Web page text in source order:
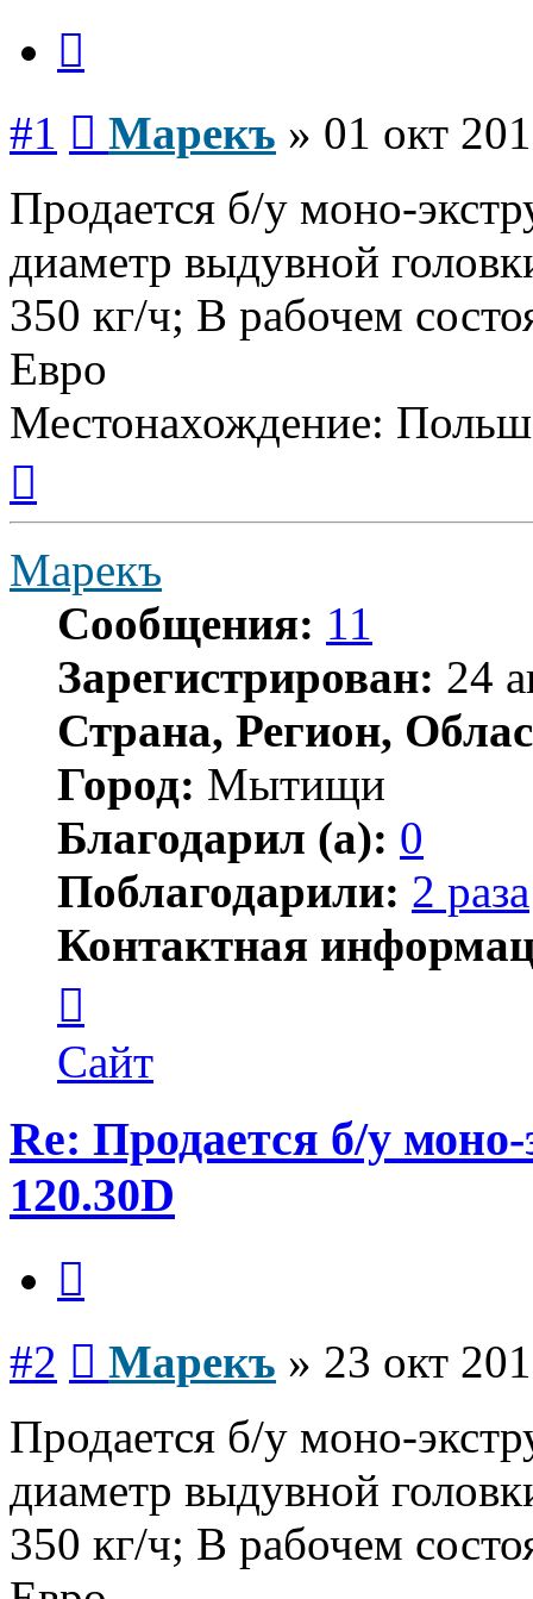
#1 Марекъ » 01 окт
Продается б/у моно-
диаметр выдувной
350 кг/ч; В рабочем
Евро
Местонахождение:
началу
Марекъ
Сообщения: 11
Зарегистрирован: 24
Страна, Регион,
Город: Мытищи
Благодарил (а): 0
Поблагодарили: 2 раза
Контактная
пользователя
Марекъ
Сайт
Re: Продается б/у
120.30D
#2 Марекъ » 23 окт
Продается б/у моно-
диаметр выдувной
350 кг/ч; В рабочем